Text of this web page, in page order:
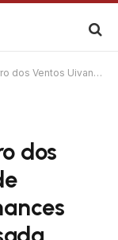
com performances intensas e direção ousada
dos